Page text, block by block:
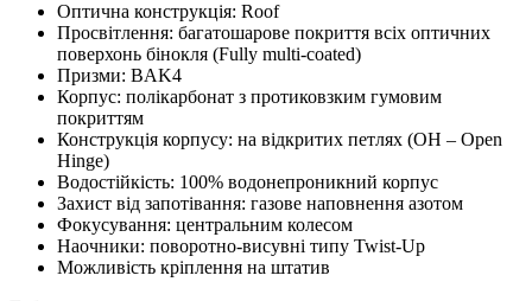
Оптична конструкція: Roof
Просвітлення: багатошарове покриття всіх оптичних
поверхонь бінокля (Fully multi-coated)
Призми: BAK4
Корпус: полікарбонат з протиковзким гумовим
покриттям
Конструкція корпусу: на відкритих петлях (OH – Open
Hinge)
Водостійкість: 100% водонепроникний корпус
Захист від запотівання: газове наповнення азотом
Фокусування: центральним колесом
Наочники: поворотно-висувні типу Twist-Up
Можливість кріплення на штатив